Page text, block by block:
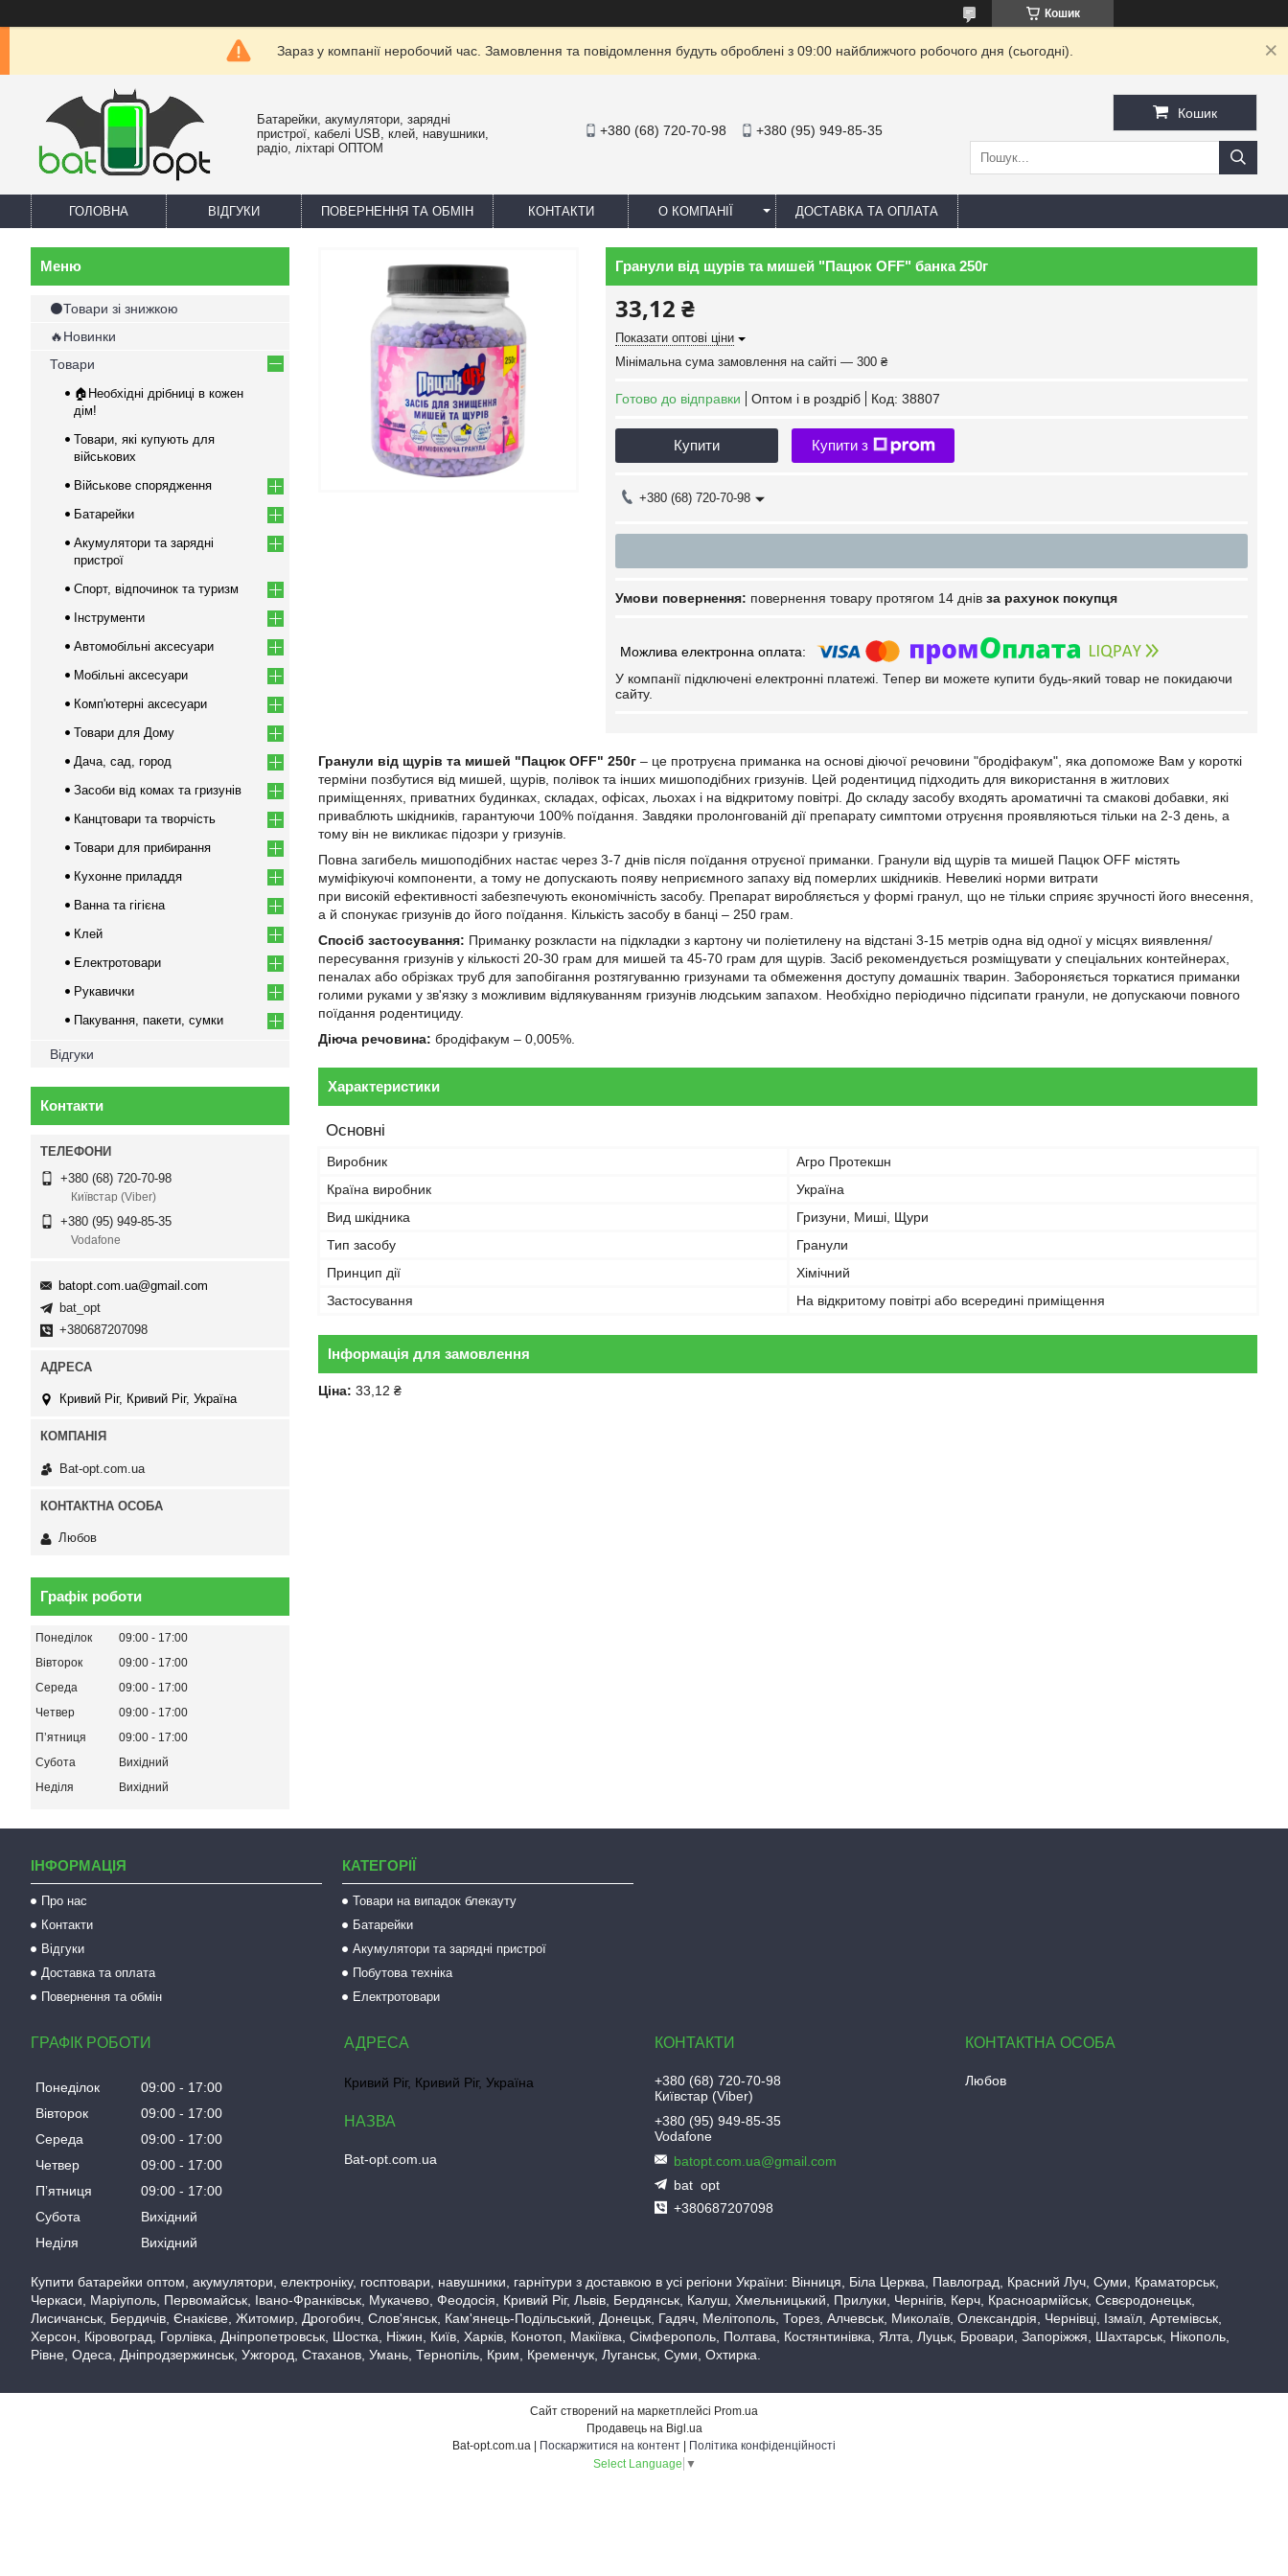
Кошик
Зараз у компанії неробочий час. Замовлення та повідомлення будуть оброблені з 09:00 найближчого робочого дня (сьогодні).
Батарейки, акумулятори, зарядні
пристрої, кабелі USB, клей, навушники,
радіо, ліхтарі ОПТОМ
+380 (68) 720-70-98 +380 (95) 949-85-35
Кошик
ГОЛОВНА ВІДГУКИ ПОВЕРНЕННЯ ТА ОБМІН КОНТАКТИ О КОМПАНІЇ ДОСТАВКА ТА ОПЛАТА
Гранули від щурів та мишей "Пацюк OFF" банка 250г
33,12 ₴
Показати оптові ціни
Мінімальна сума замовлення на сайті — 300 ₴
Готово до відправки Оптом і в роздріб Код: 38807
Купити Купити з
+380 (68) 720-70-98
повернення товару протягом 14 днів за рахунок покупця
У компанії підключені електронні платежі. Тепер ви можете купити будь-який товар не покидаючи
сайту.
Гранули від щурів та мишей "Пацюк OFF" 250г – це протруєна приманка на основі діючої речовини "бродіфакум", яка допоможе Вам у короткі
терміни позбутися від мишей, щурів, полівок та інших мишоподібних гризунів. Цей родентицид підходить для використання в житлових
приміщеннях, приватних будинках, складах, офісах, льохах і на відкритому повітрі. До складу засобу входять ароматичні та смакові добавки, які
приваблють шкідників, гарантуючи 100% поїдання. Завдяки пролонгованій дії препарату симптоми отруєння проявляються тільки на 2-3 день, а
тому він не викликає підозри у гризунів.
Повна загибель мишоподібних настає через 3-7 днів після поїдання отруєної приманки. Гранули від щурів та мишей Пацюк OFF містять
муміфікуючі компоненти, а тому не допускають появу неприємного запаху від померлих шкідників. Невеликі норми витрати
при високій ефективності забезпечують економічність засобу. Препарат виробляється у формі гранул, що не тільки сприяє зручності його внесення,
а й спонукає гризунів до його поїдання. Кількість засобу в банці – 250 грам.
Спосіб застосування: Приманку розкласти на підкладки з картону чи поліетилену на відстані 3-15 метрів одна від одної у місцях виявлення/
пересування гризунів у кількості 20-30 грам для мишей та 45-70 грам для щурів. Засіб рекомендується розміщувати у спеціальних контейнерах,
пеналах або обрізках труб для запобігання розтягуванню гризунами та обмеження доступу домашніх тварин. Забороняється торкатися приманки
голими руками у зв'язку з можливим відлякуванням гризунів людським запахом. Необхідно періодично підсипати гранули, не допускаючи повного
поїдання родентициду.
Діюча речовина: бродіфакум – 0,005%.
Характеристики
Основні
Виробник
Агро Протекшн
Країна виробник
Україна
Вид шкідника
Гризуни, Миші, Щури
Тип засобу
Гранули
Принцип дії
Хімічний
Застосування
На відкритому повітрі або всередині приміщення
Інформація для замовлення
Ціна: 33,12 ₴
⚫Товари зі знижкою
🔥Новинки
Товари
🏠Необхідні дрібниці в кожен
дім!
Товари, які купують для
військових
Військове спорядження
Батарейки
Акумулятори та зарядні
пристрої
Спорт, відпочинок та туризм
Інструменти
Автомобільні аксесуари
Мобільні аксесуари
Комп'ютерні аксесуари
Товари для Дому
Дача, сад, город
Засоби від комах та гризунів
Канцтовари та творчість
Товари для прибирання
Кухонне приладдя
Ванна та гігієна
Клей
Електротовари
Рукавички
Пакування, пакети, сумки
Відгуки
Контакти
+380 (68) 720-70-98
Київстар (Viber)
+380 (95) 949-85-35
Vodafone
batopt.com.ua@gmail.com
bat_opt
+380687207098
Кривий Ріг, Кривий Ріг, Україна
Bat-opt.com.ua
Любов
Графік роботи
Понеділок 09:00
17:00
Вівторок
09:00
17:00
Середа
09:00
17:00
Четвер
09:00
17:00
Пʼятниця
09:00
17:00
Субота
Вихідний
Неділя
Вихідний
ІНФОРМАЦІЯ
Про нас
Контакти
Відгуки
Доставка та оплата
Повернення та обмін
КАТЕГОРІЇ
Товари на випадок блекауту
Батарейки
Акумулятори та зарядні пристрої
Побутова техніка
Електротовари
ГРАФІК РОБОТИ
Понеділок 09:00
17:00
Вівторок
09:00
17:00
Середа
09:00
17:00
Четвер
09:00
17:00
Пʼятниця
09:00
17:00
Субота
Вихідний
Неділя
Вихідний
Кривий Ріг, Кривий Ріг, Україна
Bat-opt.com.ua
+380 (68) 720-70-98
Київстар (Viber)
+380 (95) 949-85-35
Vodafone
batopt.com.ua@gmail.com
bat_opt
+380687207098
Любов
Купити батарейки оптом, акумулятори, електроніку, госптовари, навушники, гарнітури з доставкою в усі регіони України: Вінниця, Біла Церква, Павлоград, Красний Луч, Суми, Краматорськ,
Черкаси, Маріуполь, Первомайськ, Івано-Франківськ, Мукачево, Феодосія, Кривий Ріг, Львів, Бердянськ, Калуш, Хмельницький, Прилуки, Чернігів, Керч, Красноармійськ, Сєвєродонецьк,
Лисичанськ, Бердичів, Єнакієве, Житомир, Дрогобич, Слов'янськ, Кам'янець-Подільський, Донецьк, Гадяч, Мелітополь, Торез, Алчевськ, Миколаїв, Олександрія, Чернівці, Ізмаїл, Артемівськ,
Херсон, Кіровоград, Горлівка, Дніпропетровськ, Шостка, Ніжин, Київ, Харків, Конотоп, Макіївка, Сімферополь, Полтава, Костянтинівка, Ялта, Луцьк, Бровари, Запоріжжя, Шахтарськ, Нікополь,
Рівне, Одеса, Дніпродзержинськ, Ужгород, Стаханов, Умань, Тернопіль, Крим, Кременчук, Луганськ, Суми, Охтирка.
Сайт створений на маркетплейсі Prom.ua
Продавець на Bigl.ua
Поскаржитися на контент
Політика конфіденційності
Select Language ▼